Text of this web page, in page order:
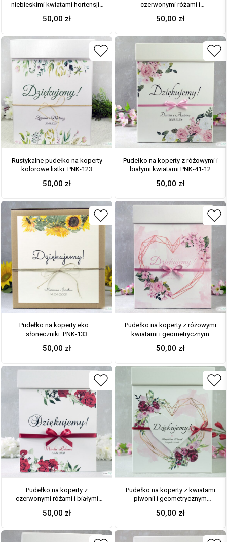
niebieskimi kwiatami hortensji i
41-11
50,00 zł
czerwonymi różami i
41-09
50,00 zł
Rustykalne pudełko na koperty
kolorowe listki. PNK-123
50,00 zł
Pudełko na koperty z różowymi i
białymi kwiatami PNK-41-12
50,00 zł
Pudełko na koperty eko –
słoneczniki. PNK-133
50,00 zł
Pudełko na koperty z różowymi
kwiatami i geometrycznym
50,00 zł
Pudełko na koperty z
czerwonymi różami i białymi
50,00 zł
Pudełko na koperty z kwiatami
piwonii i geometrycznym
50,00 zł